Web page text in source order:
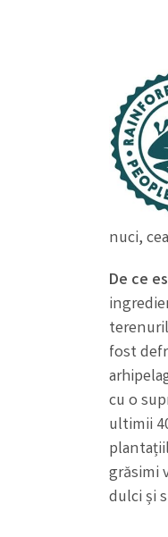
nuci,
De ce
fost
cu o
ultimii
grăsimi
dulci și